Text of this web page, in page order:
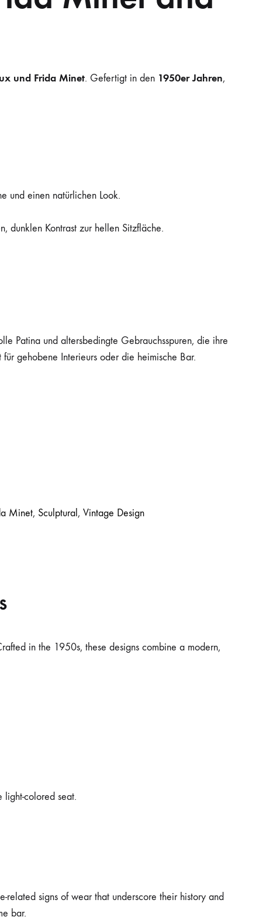
und Frida Minet. Gefertigt in den 1950er Jahren,
und einen natürlichen Look.
dunklen Kontrast zur hellen Sitzfläche.
Patina und altersbedingte Gebrauchsspuren, die ihre
gehobene Interieurs oder die heimische Bar.
Minet, Sculptural, Vintage Design
in the 1950s, these designs combine a modern,
light-colored seat.
signs of wear that underscore their history and
bar.